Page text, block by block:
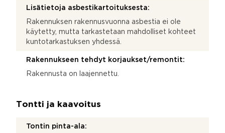
Lisätietoja asbestikartoituksesta:
Rakennuksen rakennusvuonna asbestia ei ole
käytetty, mutta tarkastetaan mahdolliset kohteet
kuntotarkastuksen yhdessä.
Rakennukseen tehdyt korjaukset/remontit:
Rakennusta on laajennettu.
Tontti ja kaavoitus
Tontin pinta-ala: